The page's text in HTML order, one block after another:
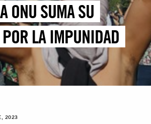
ONU SUMA SU
LA IMPUNIDAD
2023